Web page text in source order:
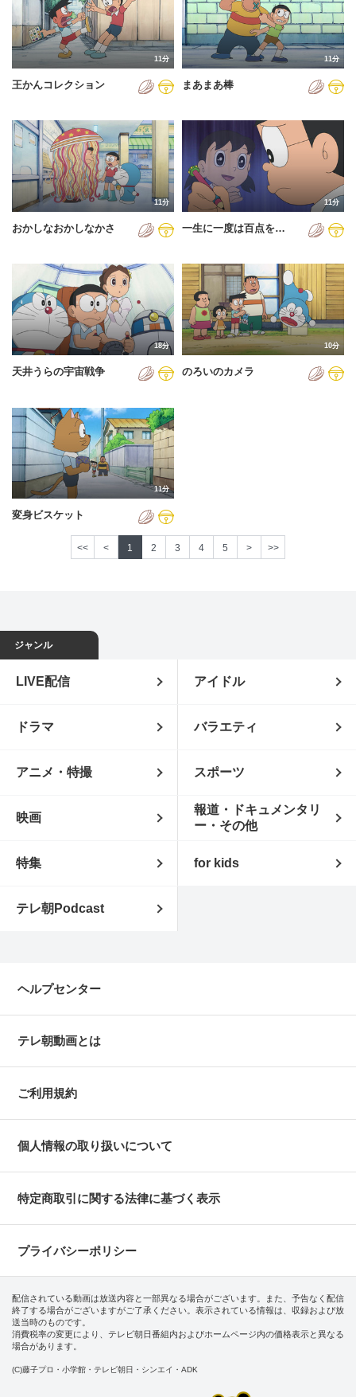
11分
王かんコレクション
11分
まあまあ棒
11分
おかしなおかしなかさ
11分
一生に一度は百点を…
18分
天井うらの宇宙戦争
10分
のろいのカメラ
11分
変身ビスケット
<< < 1 2 3 4 5 > >>
ジャンル
LIVE配信 アイドル
ドラマ バラエティ
アニメ・特撮 スポーツ
映画
報道・ドキュメンタリ
ー・その他
特集 for kids
テレ朝Podcast
ヘルプセンター
テレ朝動画とは
ご利用規約
個人情報の取り扱いについて
特定商取引に関する法律に基づく表示
プライバシーポリシー
配信されている動画は放送内容と一部異なる場合がございます。また、予告なく配信
終了する場合がございますがご了承ください。表示されている情報は、収録および放
送当時のものです。
消費税率の変更により、テレビ朝日番組内およびホームページ内の価格表示と異なる
場合があります。
(C)藤子プロ・小学館・テレビ朝日・シンエイ・ADK